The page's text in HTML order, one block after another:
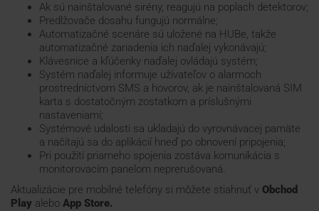
Ak sú nainštalované sirény, reagujú na poplach detektorov;
Predlžovače dosahu fungujú normálne;
Automatizačné scenáre sú uložené na HUBe, takže
automatizačné zariadenia ich naďalej vykonávajú;
Klávesnice a kľúčenky naďalej ovládajú systém;
Systém naďalej informuje užívateľov o alarmoch
prostredníctvom SMS a hovorov, ak je nainštalovaná SIM
karta s dostatočným zostatkom a príslušnými
nastaveniami;
Systémové udalosti sa ukladajú do vyrovnávacej pamäte
a načítajú sa do aplikácií hneď po obnovení pripojenia;
Pri použití priameho spojenia zostáva komunikácia s
monitorovacím panelom neprerušovaná.
Aktualizácie pre mobilné telefóny si môžete stiahnuť v Obchod
Play alebo App Store.